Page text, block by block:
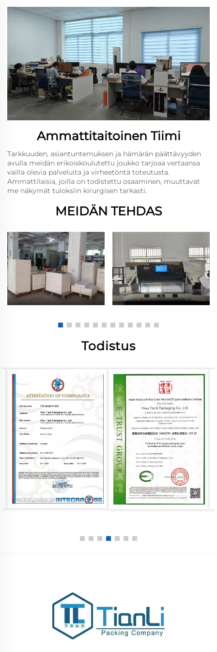
Ammattitaitoinen Tiimi
Tarkkuuden, asiantuntemuksen ja hämärän päättävyyden
avulla meidän erikoiskoulutettu joukko tarjoaa vertaansa
vailla olevia palveluita ja virheetöntä toteutusta.
Ammattilaisia, joilla on todistettu osaaminen, muuttavat
me näkymät tuloksiin kirurgisen tarkasti.
MEIDÄN TEHDAS
Todistus